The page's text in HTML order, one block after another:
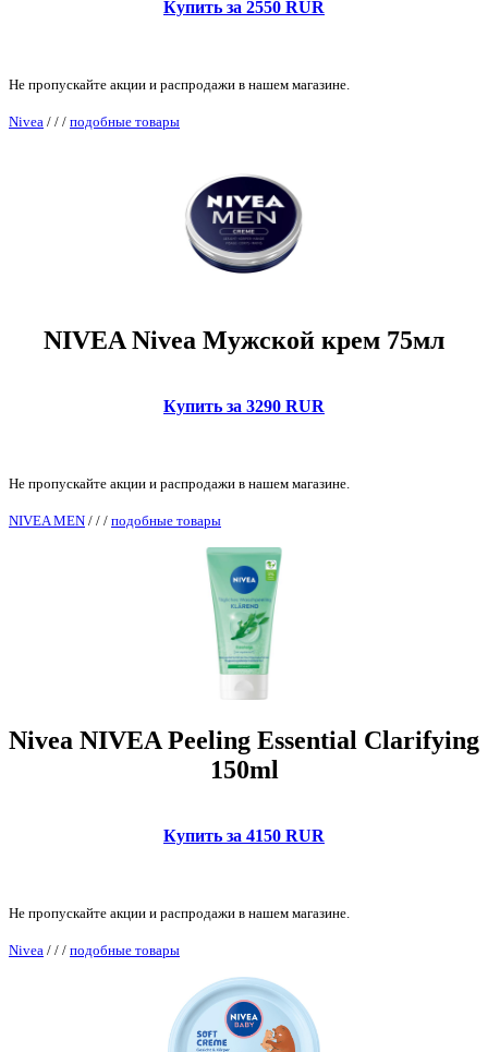
Купить за 2550 RUR
Не пропускайте акции и распродажи в нашем магазине.
Nivea / / / подобные товары
NIVEA Nivea Мужской крем 75мл
Купить за 3290 RUR
Не пропускайте акции и распродажи в нашем магазине.
NIVEA MEN / / / подобные товары
Nivea NIVEA Peeling Essential Clarifying
150ml
Купить за 4150 RUR
Не пропускайте акции и распродажи в нашем магазине.
Nivea / / / подобные товары